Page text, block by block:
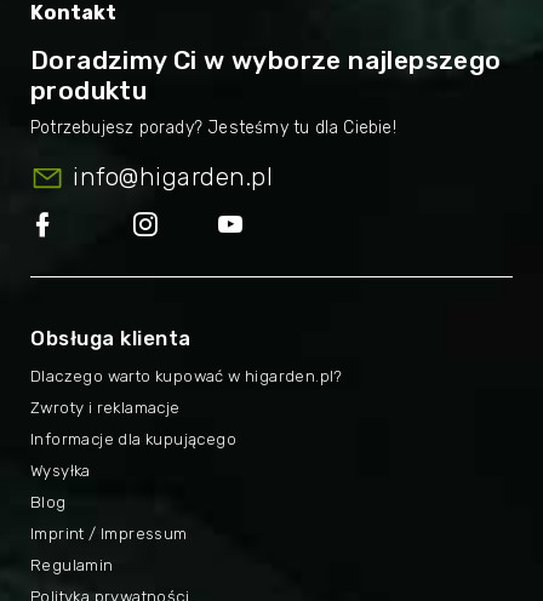
Kontakt
Doradzimy Ci w wyborze najlepszego
produktu
info@higarden.pl
Obsługa klienta
Dlaczego warto kupować w higarden.pl?
Imprint / Impressum
Zwroty i reklamacje
Regulamin
Informacje dla kupującego
Polityka prywatności
Wysyłka
Blog